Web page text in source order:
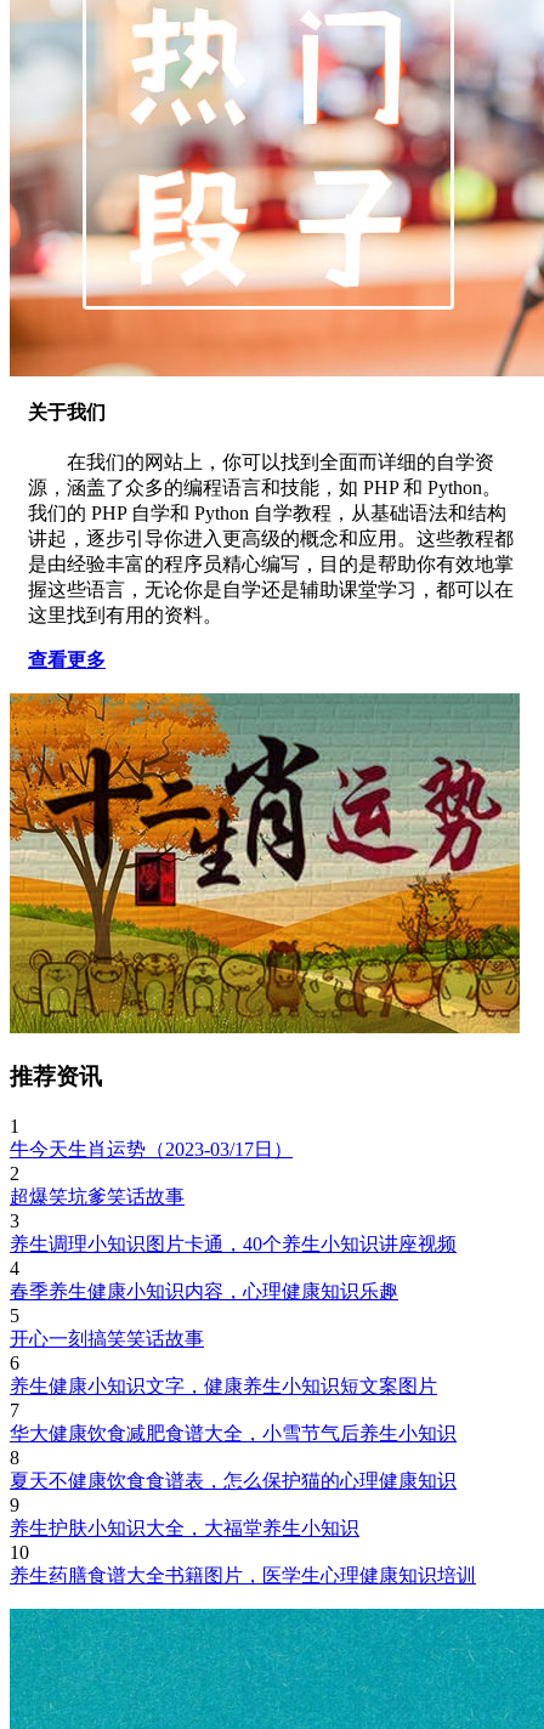
关于我们
在我们的网站上，你可以找到全面而详细的自学资
源，涵盖了众多的编程语言和技能，如 PHP 和 Python。
我们的 PHP 自学和 Python 自学教程，从基础语法和结构
讲起，逐步引导你进入更高级的概念和应用。这些教程都
是由经验丰富的程序员精心编写，目的是帮助你有效地掌
握这些语言，无论你是自学还是辅助课堂学习，都可以在
这里找到有用的资料。
查看更多
推荐资讯
1
牛今天生肖运势（2023-03/17日）
2
超爆笑坑爹笑话故事
3
养生调理小知识图片卡通，40个养生小知识讲座视频
4
春季养生健康小知识内容，心理健康知识乐趣
5
开心一刻搞笑笑话故事
6
养生健康小知识文字，健康养生小知识短文案图片
7
华大健康饮食减肥食谱大全，小雪节气后养生小知识
8
夏天不健康饮食食谱表，怎么保护猫的心理健康知识
9
养生护肤小知识大全，大福堂养生小知识
10
养生药膳食谱大全书籍图片，医学生心理健康知识培训